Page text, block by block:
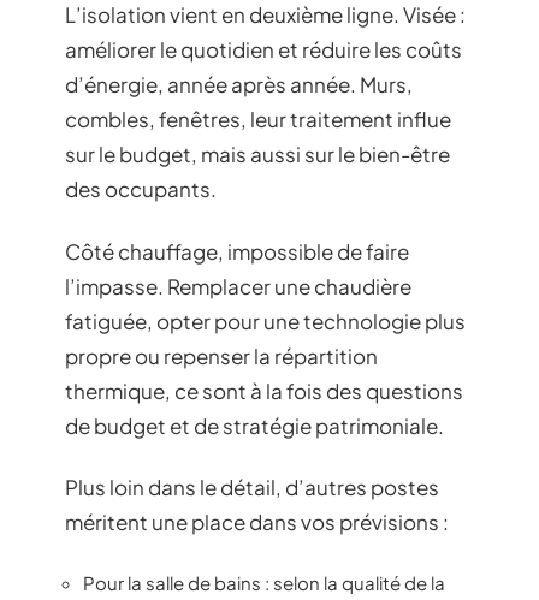
L’isolation vient en deuxième ligne. Visée :
améliorer le quotidien et réduire les coûts
d’énergie, année après année. Murs,
combles, fenêtres, leur traitement influe
sur le budget, mais aussi sur le bien-être
des occupants.
Côté chauffage, impossible de faire
l’impasse. Remplacer une chaudière
fatiguée, opter pour une technologie plus
propre ou repenser la répartition
thermique, ce sont à la fois des questions
de budget et de stratégie patrimoniale.
Plus loin dans le détail, d’autres postes
méritent une place dans vos prévisions :
Pour la salle de bains : selon la qualité de la